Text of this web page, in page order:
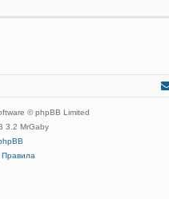
© phpBB Limited
3.2 MrGaby
Правила